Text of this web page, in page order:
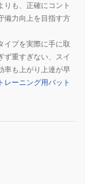
りも、正確にコント
備力向上を目指す方
イプを実際に手に取
ず重すぎない、スイ
率も上がり上達が早
トレーニング用バット